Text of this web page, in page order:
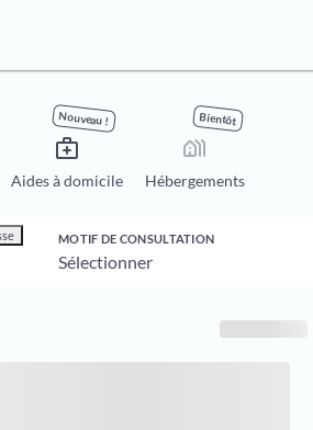
Nouveau !
medical_services
Aides à domicile
Bientôt
holiday_village
Hébergements
MOTIF DE CONSULTATION